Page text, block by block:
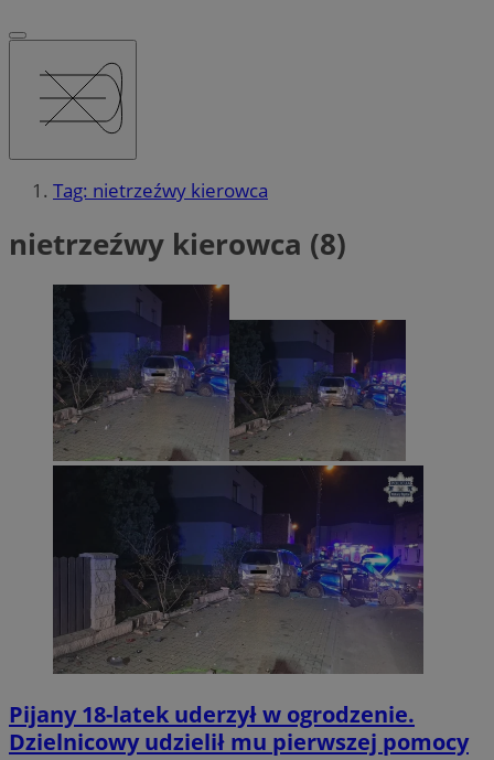
Tag: nietrzeźwy kierowca
nietrzeźwy kierowca (8)
Pijany 18-latek uderzył w ogrodzenie.
Dzielnicowy udzielił mu pierwszej pomocy